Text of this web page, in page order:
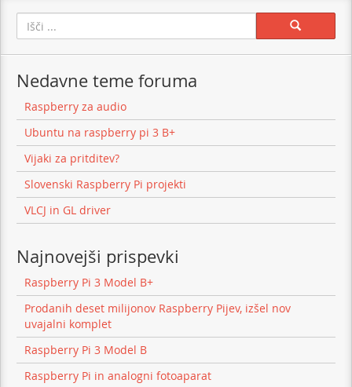
Search:
Nedavne teme foruma
Raspberry za audio
Ubuntu na raspberry pi 3 B+
Vijaki za pritditev?
Slovenski Raspberry Pi projekti
VLCJ in GL driver
Najnovejši prispevki
Raspberry Pi 3 Model B+
Prodanih deset milijonov Raspberry Pijev, izšel nov
uvajalni komplet
Raspberry Pi 3 Model B
Raspberry Pi in analogni fotoaparat